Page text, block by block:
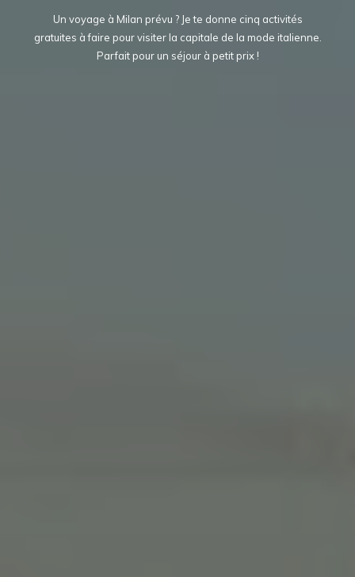
Un voyage à Milan prévu ? Je te donne cinq activités
gratuites à faire pour visiter la capitale de la mode italienne.
Parfait pour un séjour à petit prix !